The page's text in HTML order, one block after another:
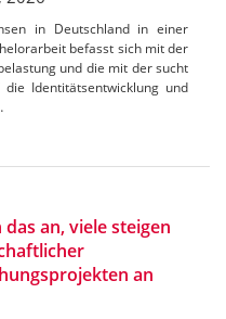
in Deutschland in einer
befasst sich mit der
und die mit der sucht
Identitätsentwicklung und
an, viele steigen
an